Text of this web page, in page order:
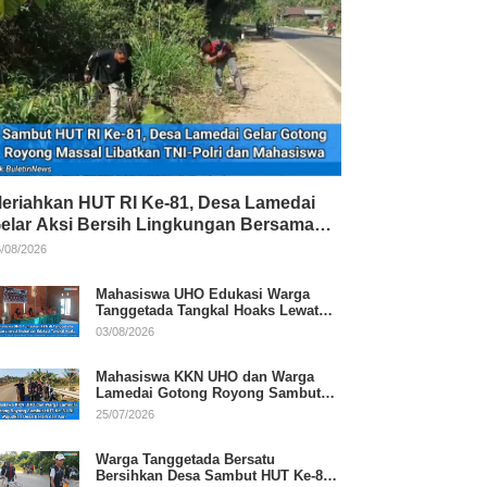
HUT RI Ke-81, Desa Lamedai
Aksi Bersih Lingkungan Bersama
Polri
08/2026
Mahasiswa UHO Edukasi Warga
Tanggetada Tangkal Hoaks Lewat
Program Literasi
03/08/2026
Mahasiswa KKN UHO dan Warga
Lamedai Gotong Royong Sambut
HUT Ke-81 RI
25/07/2026
Warga Tanggetada Bersatu
Bersihkan Desa Sambut HUT Ke-81